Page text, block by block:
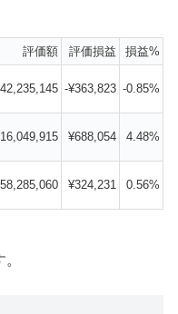
評価額 評価損益 損益%
-¥363,823 -0.85%
¥688,054 4.48%
¥324,231 0.56%